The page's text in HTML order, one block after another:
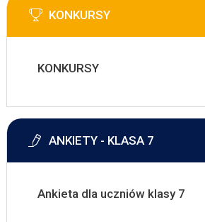
KONKURSY
KONKURSY
ANKIETY - KLASA 7
Ankieta dla uczniów klasy 7